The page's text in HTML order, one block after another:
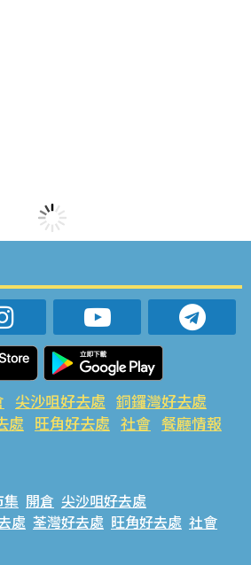
尖沙咀好去處 銅鑼灣好去處
處 旺角好去處 社會 餐廳情報
集 開倉 尖沙咀好去處
處 荃灣好去處 旺角好去處 社會